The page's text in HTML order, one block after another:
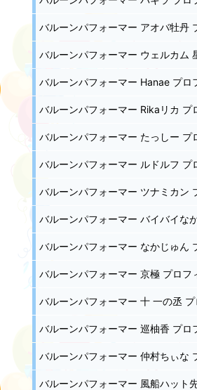
バルーンパフォーマー アオバ牡丹
バルーンパフォーマー ウェルカム
バルーンパフォーマー Hanae プロ
バルーンパフォーマー Rikaリカ プ
バルーンパフォーマー たっしー プ
バルーンパフォーマー ルドルフ プ
バルーンパフォーマー ツナミカン
バルーンパフォーマー バイバイな
バルーンパフォーマー なかじゅん
バルーンパフォーマー 京極 プロフ
バルーンパフォーマー 十 一の丞
バルーンパフォーマー 巡柚香 プロ
バルーンパフォーマー 仲村ちぃな
バルーンパフォーマー 風船ハット